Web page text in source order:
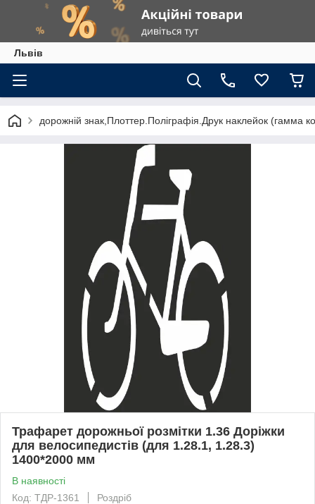
Львів
дорожній знак,Плоттер.Поліграфія.Друк наклейок (гамма
Трафарет дорожньої розмітки 1.36 Доріжки
для велосипедистів (для 1.28.1, 1.28.3)
1400*2000 мм
В наявності
Код: ТДР-1361
Роздріб